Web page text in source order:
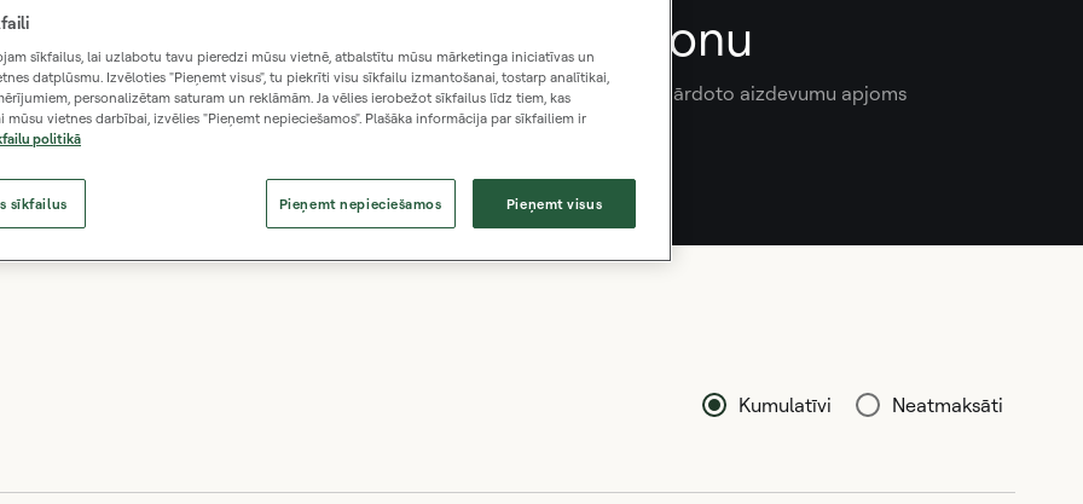
miljardi
(summas konvertētas EUR)
€ 466 miljonu
kopējais otrreizējā tirgū pārdoto aizdevumu apjoms
Kumulatīvi Neatmaksāti
sīkfailus, lai uzlabotu tavu pieredzi mūsu vietnē, atbalstītu mūsu mārketinga iniciatīvas un
datplūsmu. Izvēloties "Pieņemt visus", tu piekrīti visu sīkfailu izmantošanai, tostarp analītikai,
personalizētam saturam un reklāmām. Ja vēlies ierobežot sīkfailus līdz tiem, kas
mūsu vietnes darbībai, izvēlies "Pieņemt nepieciešamos". Plašāka informācija par sīkfailiem ir
politikā
sīkfailus Pieņemt nepieciešamos Pieņemt visus